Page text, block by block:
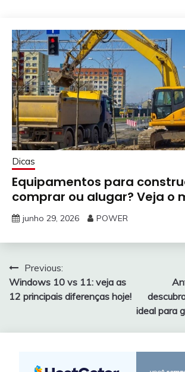
Dicas
Equipamentos para
comprar ou alugar? Veja o
junho 29, 2026 POWER
Navegação
de
Previous:
Windows 10 vs 11: veja as
12 principais diferenças hoje!
ideal para